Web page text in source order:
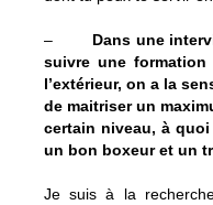
– Dans une
suivre une
l’extérieur, on a la
de maitriser un
certain niveau, à
un bon boxeur et un
Je suis à la